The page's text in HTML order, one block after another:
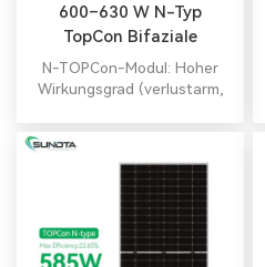
600–630 W N-Typ
TopCon Bifaziale
Solarmodule
N-TOPCon-Modul: Hoher
Wirkungsgrad (verlustarm,
Schwachlichtbeständigkeit).
Umweltfreundlich
(fluoreszenzfrei, bleiarm),
rissbeständig und PID-
sicher. Getestet auf
Sand/Salz/Ammoniak und